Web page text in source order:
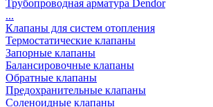
Трубопроводная арматура Dendor
...
Клапаны для систем отопления
Термостатические клапаны
Запорные клапаны
Балансировочные клапаны
Обратные клапаны
Предохранительные клапаны
Соленоидные клапаны